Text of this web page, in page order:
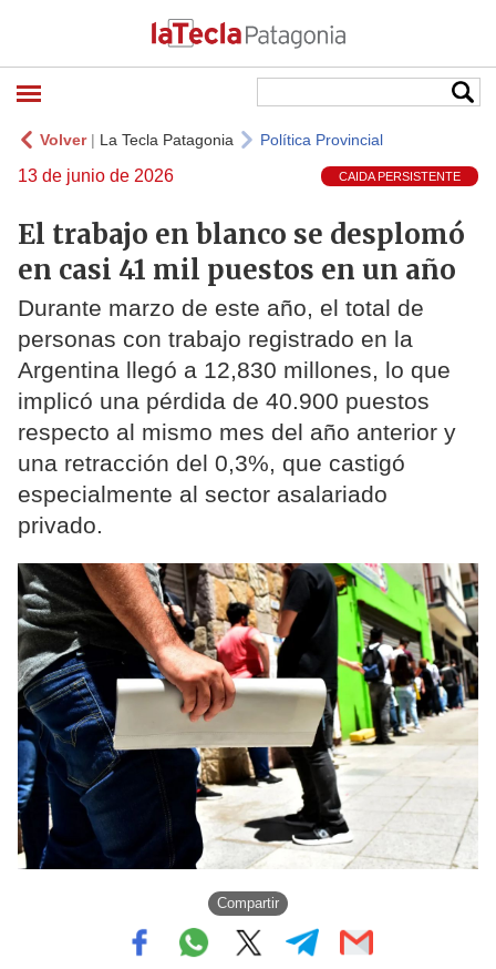
Volver| La Tecla Patagonia Política Provincial
13 de junio de 2026 CAIDA PERSISTENTE
El trabajo en blanco se desplomó
en casi 41 mil puestos en un año
Durante marzo de este año, el total de
personas con trabajo registrado en la
Argentina llegó a 12,830 millones, lo que
implicó una pérdida de 40.900 puestos
respecto al mismo mes del año anterior y
una retracción del 0,3%, que castigó
especialmente al sector asalariado
privado.
Compartir